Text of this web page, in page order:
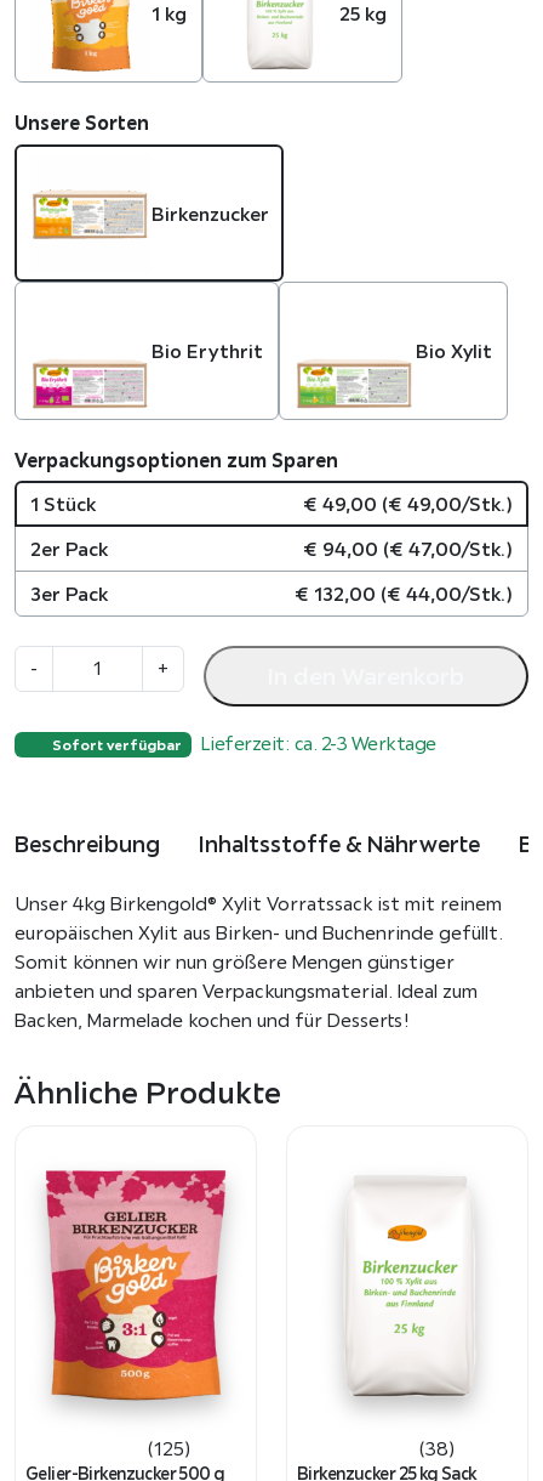
1 kg 25 kg
Unsere Sorten
Birkenzucker
Bio Erythrit Bio Xylit
Verpackungsoptionen zum Sparen
1 Stück
€ 49,00 (€ 49,00/Stk.)
2er Pack
€ 94,00 (€ 47,00/Stk.)
3er Pack
€ 132,00 (€ 44,00/Stk.)
-
i
k
z
K
+
Sofort verfügbar Lieferzeit: ca. 2-3 Werktage
Beschreibung Inhaltsstoffe & Nährwerte
Unser 4kg Birkengold® Xylit Vorratssack ist mit reinem
europäischen Xylit aus Birken- und Buchenrinde gefüllt.
Somit können wir nun größere Mengen günstiger
anbieten und sparen Verpackungsmaterial. Ideal zum
Backen, Marmelade kochen und für Desserts!
Ähnliche Produkte
(125)
Gelier-Birkenzucker 500 g
(38)
Birkenzucker 25 kg Sack